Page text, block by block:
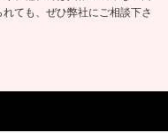
ても、ぜひ弊社にご相談下さ